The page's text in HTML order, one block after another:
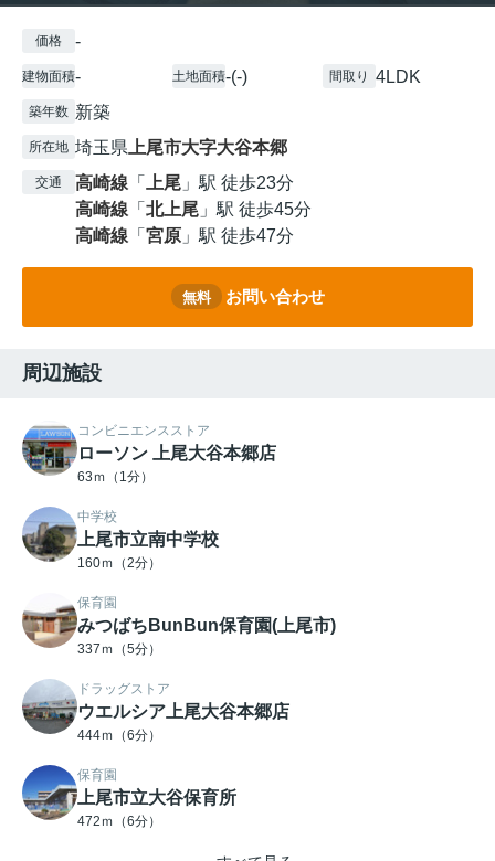
価格 -
建物面積- 土地面積-(-) 間取り 4LDK
築年数 新築
所在地 埼玉県 上尾市大字大谷本郷
交通 高崎線 「 上尾 」駅 徒歩23分
高崎線 「 北上尾 」駅 徒歩45分
高崎線 「 宮原 」駅 徒歩47分
無料 お問い合わせ
周辺施設
コンビニエンスストア
ローソン 上尾大谷本郷店
63ｍ（1分）
中学校
上尾市立南中学校
160ｍ（2分）
保育園
みつばちBunBun保育園(上尾市)
337ｍ（5分）
ドラッグストア
ウエルシア上尾大谷本郷店
444ｍ（6分）
保育園
上尾市立大谷保育所
472ｍ（6分）